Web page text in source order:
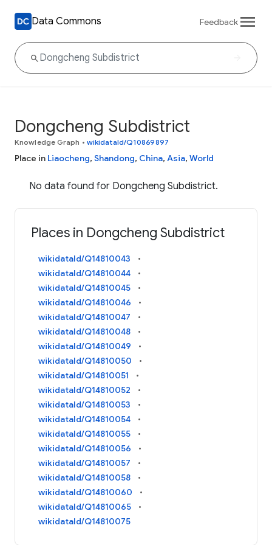
Data Commons Feedback
Dongcheng Subdistrict
Knowledge Graph • wikidataId/Q10869897
Place in Liaocheng, Shandong, China, Asia, World
No data found for Dongcheng Subdistrict.
Places in Dongcheng Subdistrict
wikidataId/Q14810043
wikidataId/Q14810044
wikidataId/Q14810045
wikidataId/Q14810046
wikidataId/Q14810047
wikidataId/Q14810048
wikidataId/Q14810049
wikidataId/Q14810050
wikidataId/Q14810051
wikidataId/Q14810052
wikidataId/Q14810053
wikidataId/Q14810054
wikidataId/Q14810055
wikidataId/Q14810056
wikidataId/Q14810057
wikidataId/Q14810058
wikidataId/Q14810060
wikidataId/Q14810065
wikidataId/Q14810075